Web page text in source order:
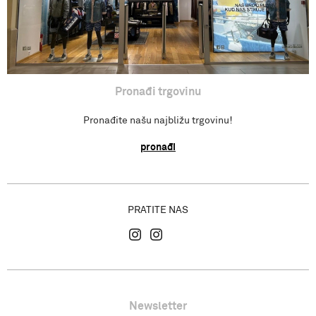
Pronađi trgovinu
Pronađite našu najbližu trgovinu!
pronađi
PRATITE NAS
Newsletter